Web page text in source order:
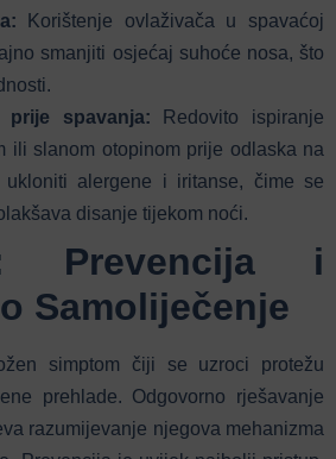
Korištenje ovlaživača u spavaćoj
smanjiti osjećaj suhoće nosa, što
prije spavanja: Redovito ispiranje
ili slanom otopinom prije odlaska na
ukloniti alergene i iritanse, čime se
disanje tijekom noći.
Prevencija i
Samoliječenje
simptom čiji se uzroci protežu
prehlade. Odgovorno rješavanje
razumijevanje njegova mehanizma